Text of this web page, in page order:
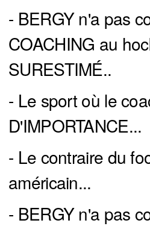
- BERGY n'a pas
COACHING au
SURESTIMÉ..
- Le sport où le
D'IMPORTANCE...
- Le contraire du
américain...
- BERGY n'a pas